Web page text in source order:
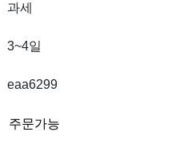
과세
3~4일
eaa6299